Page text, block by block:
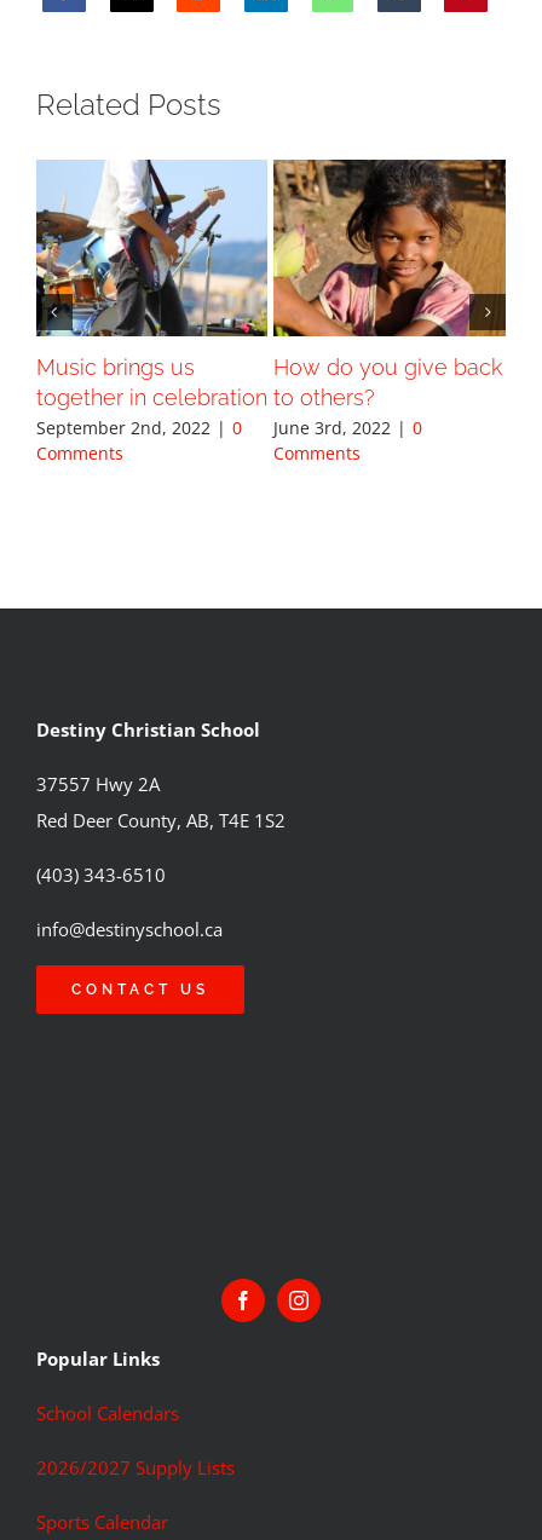
Related Posts
Music brings us
together in celebration
September 2nd, 2022 | 0
Comments
How do you give back
to others?
June 3rd, 2022 | 0
Comments
Destiny Christian School
37557 Hwy 2A
Red Deer County, AB, T4E 1S2
(403) 343-6510
info@destinyschool.ca
CONTACT US
Popular Links
School Calendars
2026/2027 Supply Lists
Sports Calendar